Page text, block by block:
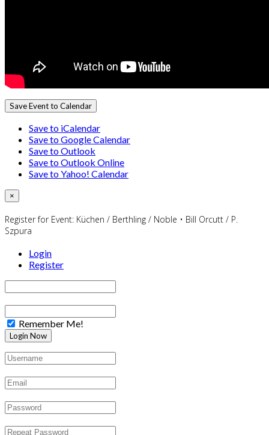
Save Event to Calendar
Save to iCalendar
Save to Google Calendar
Save to Outlook
Save to Outlook Online
Save to Yahoo! Calendar
×
Register for Event: Küchen / Berthling / Noble • Bill Orcutt / P.
Szpura
Login
Register
Remember Me!